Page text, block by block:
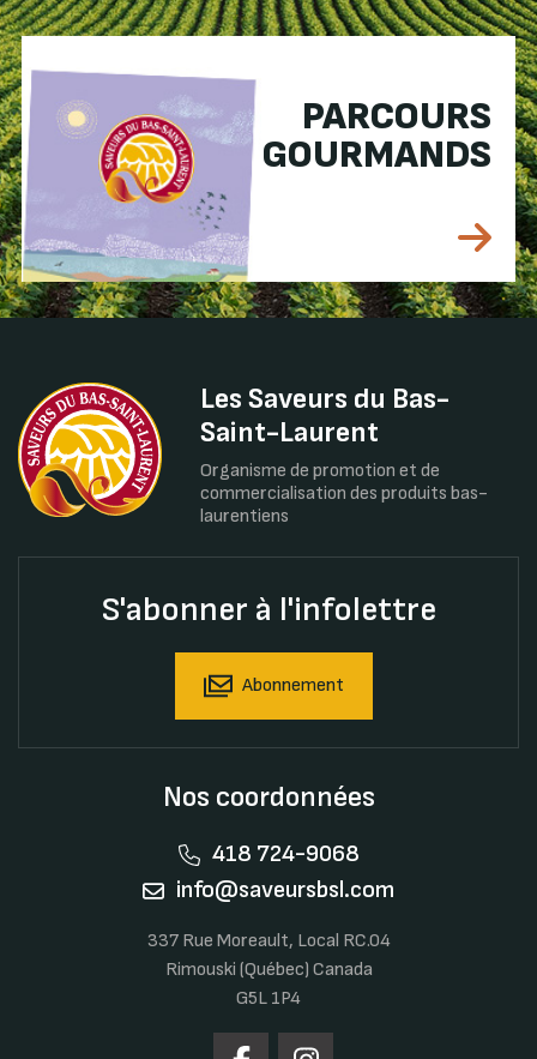
PARCOURS
GOURMANDS
Les Saveurs du Bas-
Saint-Laurent
Organisme de promotion et de
commercialisation des produits bas-
laurentiens
S'abonner à l'infolettre
Abonnement
Nos coordonnées
418 724-9068
info@saveursbsl.com
337 Rue Moreault, Local RC.04
Rimouski (Québec) Canada
G5L 1P4